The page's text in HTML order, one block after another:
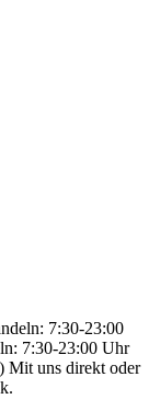
7:30-23:00
7:30-23:00 Uhr
Mit uns direkt oder